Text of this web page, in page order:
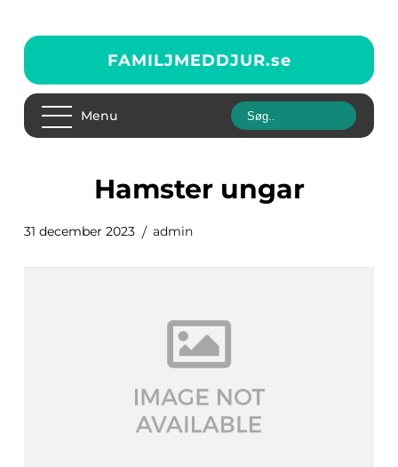
FAMILJMEDDJUR.se
Menu
hamster ungar
31 december 2023 admin